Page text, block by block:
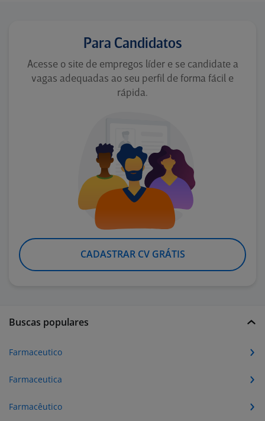
Para Candidatos
Acesse o site de empregos líder e se candidate a
vagas adequadas ao seu perfil de forma fácil e
rápida.
CADASTRAR CV GRÁTIS
Buscas populares
Farmaceutico
Farmaceutica
Farmacêutico